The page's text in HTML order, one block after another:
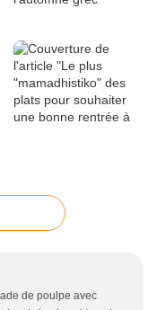
de poulpe avec